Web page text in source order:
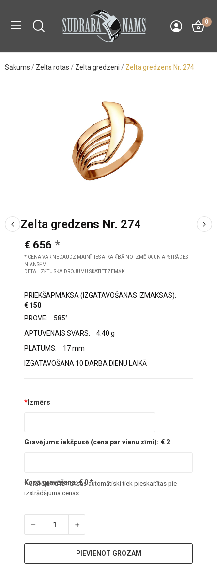
0
Sākums Zelta rotas Zelta gredzeni Zelta gredzens Nr. 274
Zelta gredzens Nr. 274
€ 656
* CENA VAR NEDAUDZ MAINĪTIES ATKARĪBĀ NO IZMĒRA UN APSTRĀDES
NIANSĒM.
DETALIZĒTU SKAIDROJUMU SKATIET ZEMĀK
PRIEKŠAPMAKSA (IZGATAVOŠANAS IZMAKSAS):
€ 150
PROVE:
585°
APTUVENAIS SVARS:
4.40 g
PLATUMS:
17 mm
IZGATAVOŠANA 10 DARBA DIENU LAIKĀ
* Izmērs
Gravējums iekšpusē (cena par vienu zīmi): € 2
Kopā gravēšana:€0*
* Gravējuma izmaksas automātiski tiek pieskaitītas pie
izstrādājuma cenas
PIEVIENOT GROZAM